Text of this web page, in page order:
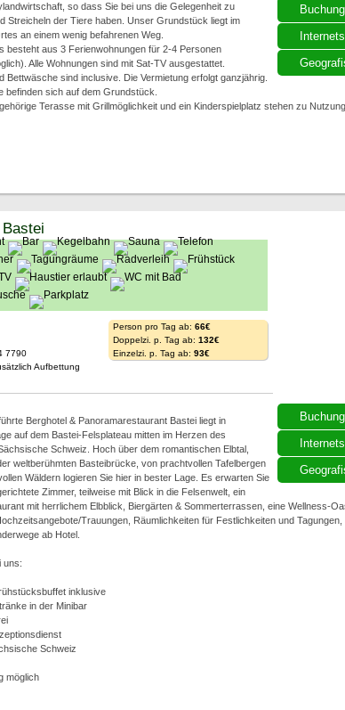
so dass Sie bei uns die Gelegenheit zu
Streicheln der Tiere haben. Unser Grundstück liegt im
an einem wenig befahrenen Weg.
besteht aus 3 Ferienwohnungen für 2-4 Personen
Alle Wohnungen sind mit Sat-TV ausgestattet.
Bettwäsche sind inclusive. Die Vermietung erfolgt ganzjährig.
befinden sich auf dem Grundstück.
Terasse mit Grillmöglichkeit und ein Kinderspielplatz stehen zu
7790
Aufbettung
Person pro Tag ab: 66€
Doppelzi. p. Tag ab: 132€
Einzelzi. p. Tag ab: 93€
Berghotel & Panoramarestaurant Bastei liegt in
auf dem Bastei-Felsplateau mitten im Herzen des
Schweiz. Hoch über dem romantischen Elbtal,
weltberühmten Basteibrücke, von prachtvollen Tafelbergen
Wäldern logieren Sie hier in bester Lage. Es erwarten Sie
Zimmer, teilweise mit Blick in die Felsenwelt, ein
mit herrlichem Elbblick, Biergärten & Sommerterrassen, eine Wellness-
Trauungen, Räumlichkeiten für Festlichkeiten und
ab Hotel.
uns:
inklusive
in der Minibar
Schweiz
möglich